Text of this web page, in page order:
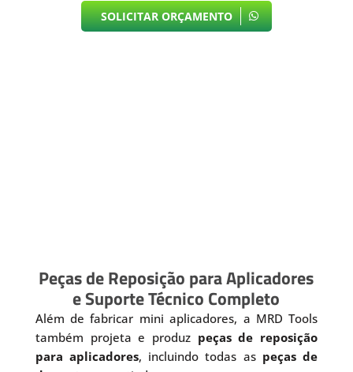
SOLICITAR ORÇAMENTO
Peças de Reposição para Aplicadores
e Suporte Técnico Completo
Além de fabricar mini aplicadores, a MRD Tools
também projeta e produz peças de reposição
para aplicadores, incluindo todas as peças de